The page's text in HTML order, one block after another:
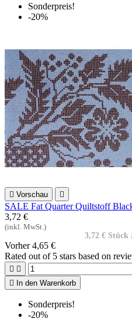
Sonderpreis!
-20%
 Vorschau 
SALE Fat Quarter Quiltstoff
3,72 €
(inkl. MwSt.)
3,72 € Stück
Vorher4,65 €
Rated out of 5 stars based on
 

In den Warenkorb
Sonderpreis!
-20%